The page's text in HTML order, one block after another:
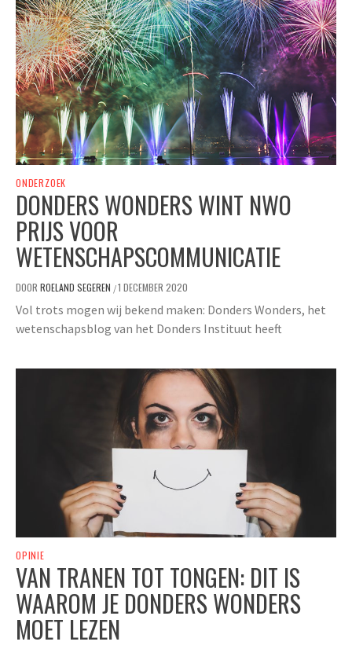
ONDERZOEK
DONDERS WONDERS WINT NWO
PRIJS VOOR
WETENSCHAPSCOMMUNICATIE
DOOR ROELAND SEGEREN /1 DECEMBER 2020
Vol trots mogen wij bekend maken: Donders Wonders, het
wetenschapsblog van het Donders Instituut heeft
OPINIE
VAN TRANEN TOT TONGEN: DIT IS
WAAROM JE DONDERS WONDERS
MOET LEZEN